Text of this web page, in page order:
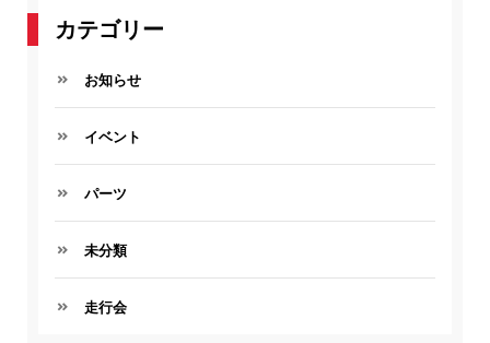
カテゴリー
お知らせ
イベント
パーツ
未分類
走行会